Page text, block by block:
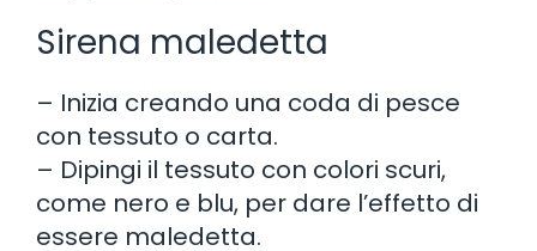
Sirena maledetta
– Inizia creando una coda di pesce
con tessuto o carta.
– Dipingi il tessuto con colori scuri,
come nero e blu, per dare l’effetto di
essere maledetta.